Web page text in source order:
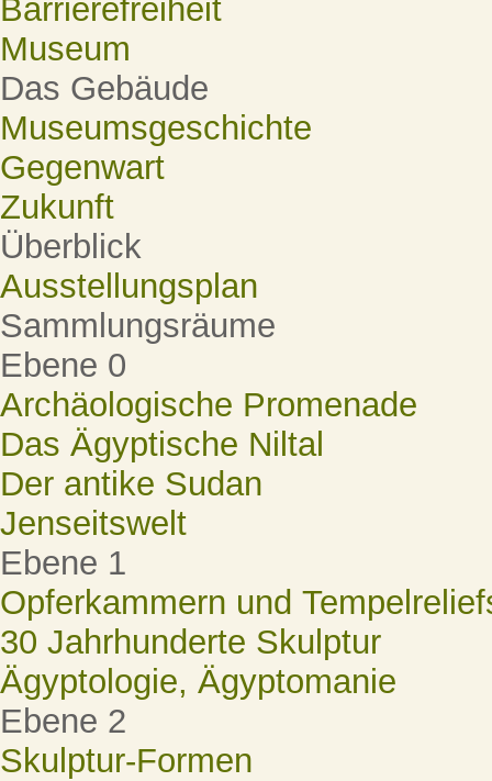
Barrierefreiheit
Museum
Das Gebäude
Museumsgeschichte
Gegenwart
Zukunft
Überblick
Ausstellungsplan
Sammlungsräume
Ebene 0
Archäologische Promenade
Das Ägyptische Niltal
Der antike Sudan
Jenseitswelt
Ebene 1
Opferkammern und
30 Jahrhunderte Skulptur
Ägyptologie, Ägyptomanie
Ebene 2
Skulptur-Formen